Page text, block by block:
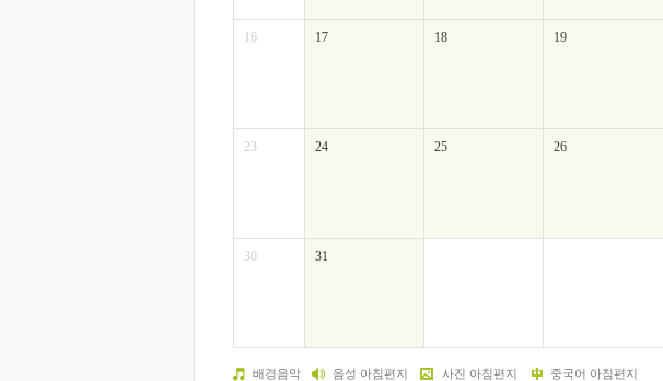
16 17 18 19
23 24 25 26
30 31
배경음악 음성 아침편지 사진 아침편지 중국어 아침편지